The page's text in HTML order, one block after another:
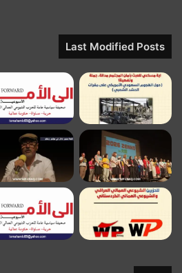
Last Modified Posts